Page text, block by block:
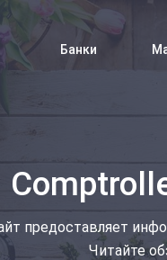
Банки
предоставляет
Читайте